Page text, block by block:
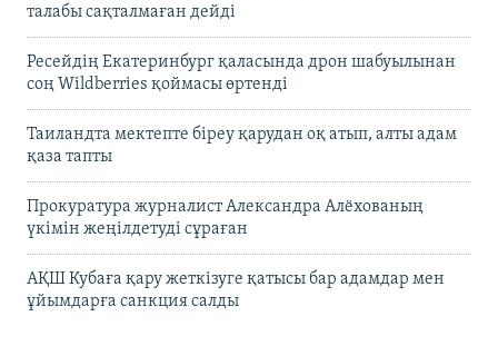
талабы сақталмаған дейді
Ресейдің Екатеринбург қаласында дрон шабуылынан
соң Wildberries қоймасы өртенді
Таиландта мектепте біреу қарудан оқ атып, алты адам
қаза тапты
Прокуратура журналист Александра Алёхованың
үкімін жеңілдетуді сұраған
АҚШ Кубаға қару жеткізуге қатысы бар адамдар мен
ұйымдарға санкция салды